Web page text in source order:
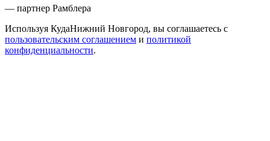
— партнер Рамблера
Используя КудаНижний Новгород, вы соглашаетесь с
пользовательским соглашением и политикой
конфиденциальности.